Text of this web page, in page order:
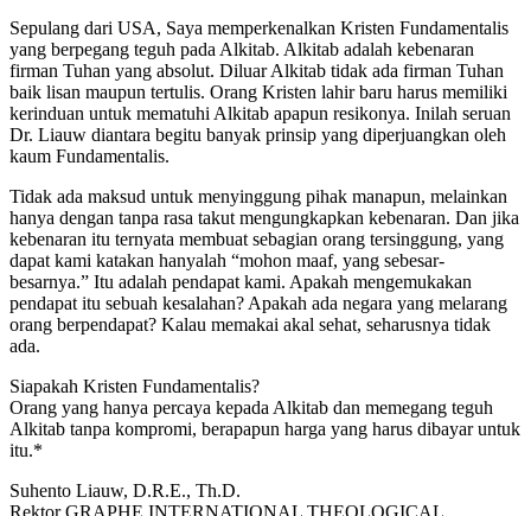
Sepulang dari USA, Saya memperkenalkan Kristen Fundamentalis
yang berpegang teguh pada Alkitab. Alkitab adalah kebenaran
firman Tuhan yang absolut. Diluar Alkitab tidak ada firman Tuhan
baik lisan maupun tertulis. Orang Kristen lahir baru harus memiliki
kerinduan untuk mematuhi Alkitab apapun resikonya. Inilah seruan
Dr. Liauw diantara begitu banyak prinsip yang diperjuangkan oleh
kaum Fundamentalis.
Tidak ada maksud untuk menyinggung pihak manapun, melainkan
hanya dengan tanpa rasa takut mengungkapkan kebenaran. Dan jika
kebenaran itu ternyata membuat sebagian orang tersinggung, yang
dapat kami katakan hanyalah “mohon maaf, yang sebesar-
besarnya.” Itu adalah pendapat kami. Apakah mengemukakan
pendapat itu sebuah kesalahan? Apakah ada negara yang melarang
orang berpendapat? Kalau memakai akal sehat, seharusnya tidak
ada.
Siapakah Kristen Fundamentalis?
Orang yang hanya percaya kepada Alkitab dan memegang teguh
Alkitab tanpa kompromi, berapapun harga yang harus dibayar untuk
itu.*
Suhento Liauw, D.R.E., Th.D.
Rektor GRAPHE INTERNATIONAL THEOLOGICAL